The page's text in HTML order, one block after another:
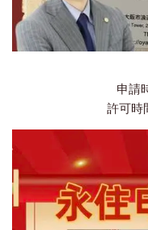
申請
許可時